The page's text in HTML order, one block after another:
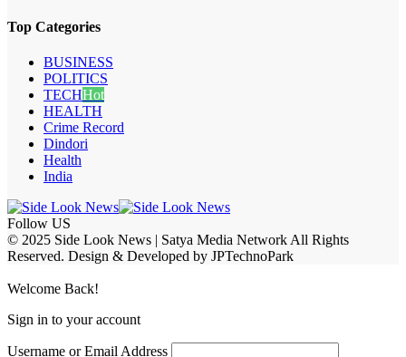
Top Categories
BUSINESS
POLITICS
TECHHot
HEALTH
Crime Record
Dindori
Health
India
Follow US
© 2025 Side Look News | Satya Media Network All Rights
Reserved. Design & Developed by JPTechnoPark
Welcome Back!
Sign in to your account
Username or Email Address